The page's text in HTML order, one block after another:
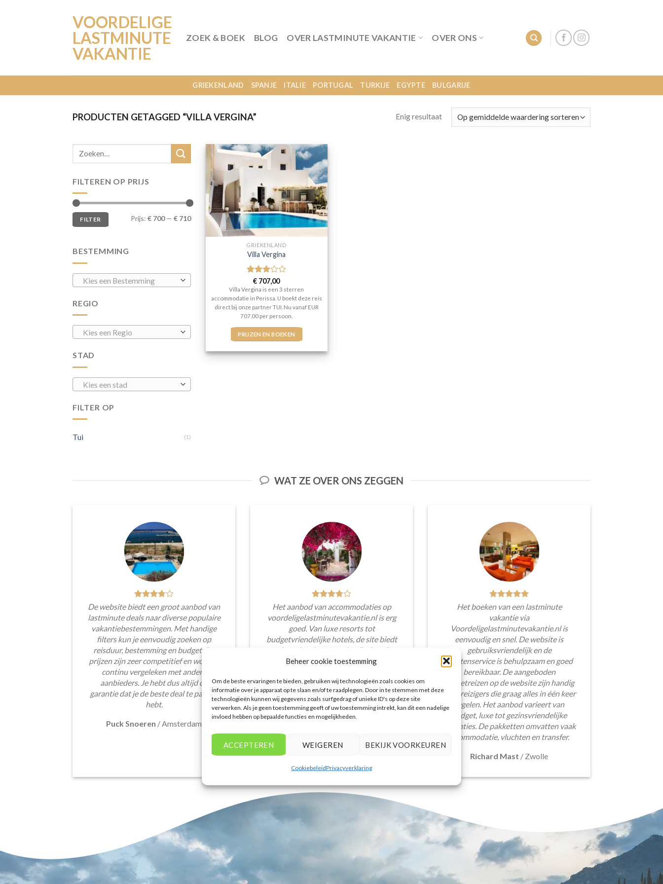
Beheer cookie toestemming
Om de beste ervaringen te bieden, gebruiken wij technologieën zoals cookies om
informatie over je apparaat op te slaan en/of te raadplegen. Door in te stemmen met deze
technologieën kunnen wij gegevens zoals surfgedrag of unieke ID's op deze site
verwerken. Als je geen toestemming geeft of uw toestemming intrekt, kan dit een nadelige
invloed hebben op bepaalde functies en mogelijkheden.
ACCEPTEREN WEIGEREN BEKIJK VOORKEUREN
CookiebeleidPrivacyverklaring
VOORDELIGE
LASTMINUTE
VAKANTIE
ZOEK & BOEK BLOG OVER LASTMINUTE VAKANTIE OVER ONS
GRIEKENLAND SPANJE ITALIE PORTUGAL TURKIJE EGYPTE BULGARIJE
PRODUCTEN GETAGGED “VILLA VERGINA” Enig resultaat
FILTEREN OP PRIJS
Min.
prijs
Max.
prijsFILTER Prijs: € 700— € 710
BESTEMMING
Kies een Bestemming
REGIO
Kies een Regio
STAD
Kies een stad
FILTER OP
Tui (1)
GRIEKENLAND
Villa Vergina
Gewaardeerd
3uit 5
€ 707,00
Villa Vergina is een 3 sterren
accommodatie in Perissa. U boekt deze reis
direct bij onze partner TUI. Nu vanaf EUR
707.00 per persoon.
PRIJZEN EN BOEKEN
WAT ZE OVER ONS ZEGGEN
De website biedt een groot aanbod van
lastminute deals naar diverse populaire
vakantiebestemmingen. Met handige
filters kun je eenvoudig zoeken op
reisduur, bestemming en budget. De
prijzen zijn zeer competitief en worden
continu vergeleken met andere
aanbieders. Je hebt dus altijd de
garantie dat je de beste deal te pakken
hebt.
Puck Snoeren / Amsterdam
Het aanbod van accommodaties op
voordeligelastminutevakantie.nl is erg
goed. Van luxe resorts tot
budgetvriendelijke hotels, de site biedt
een breed scala aan opties. De handige
zoekfilters maakten het eenvoudig om
aansluiten bij mijn voorkeuren en
budget.
Tim Beukers/Tilburg
Het boeken van een lastminute
vakantie via
Voordeligelastminutevakantie.nl is
eenvoudig en snel. De website is
gebruiksvriendelijk en de
klantenservice is behulpzaam en goed
bereikbaar. De aangeboden
pakketreizen op de website zijn handig
voor reizigers die graag alles in één keer
regelen. Het aanbod varieert van
budget, luxe tot gezinsvriendelijke
vakanties. De pakketten omvatten vaak
accommodatie, vluchten en transfer.
Richard Mast / Zwolle